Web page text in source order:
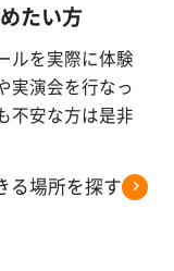
たい方
ルを実際に体験
実演会を行なっ
不安な方は是非
る場所を探す